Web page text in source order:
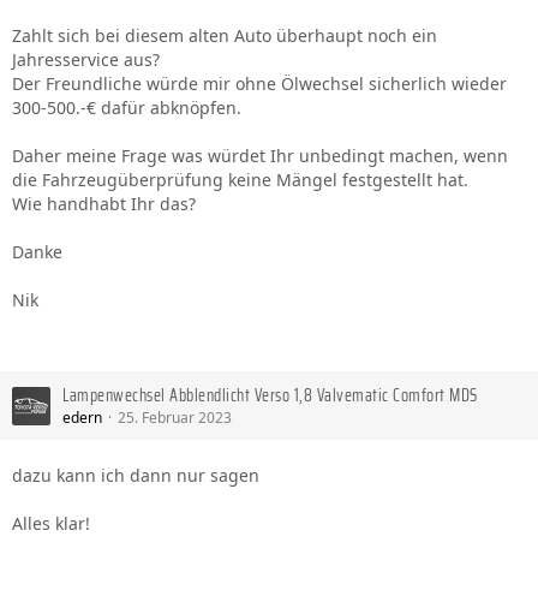
Zahlt sich bei diesem alten Auto überhaupt noch ein
Jahresservice aus?
Der Freundliche würde mir ohne Ölwechsel sicherlich wieder
300-500.-€ dafür abknöpfen.
Daher meine Frage was würdet Ihr unbedingt machen, wenn
die Fahrzeugüberprüfung keine Mängel festgestellt hat.
Wie handhabt Ihr das?
Danke
Nik
Lampenwechsel Abblendlicht Verso 1,8 Valvematic Comfort MDS
edern 25. Februar 2023
dazu kann ich dann nur sagen
Alles klar!